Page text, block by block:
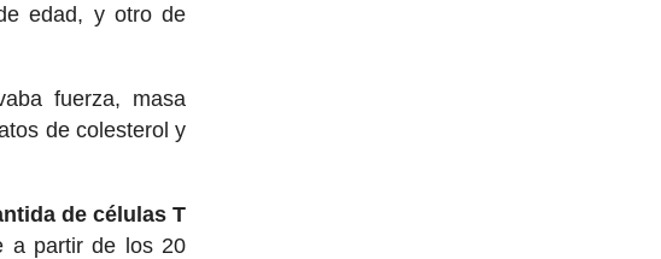
edad, y otro de
fuerza, masa
de colesterol y
de células T
a partir de los 20